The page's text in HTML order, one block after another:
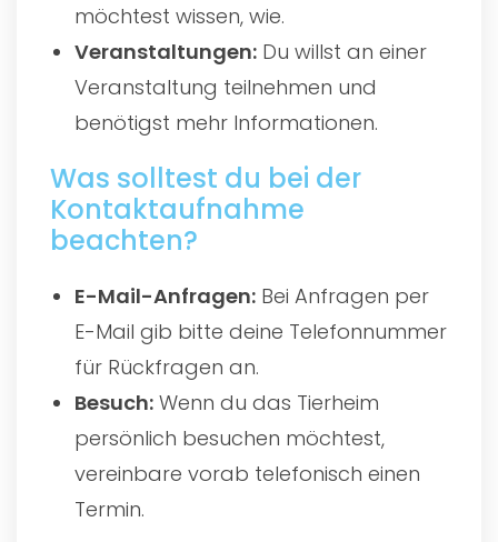
möchtest wissen, wie.
Veranstaltungen: Du willst an einer
Veranstaltung teilnehmen und
benötigst mehr Informationen.
Was solltest du bei der
Kontaktaufnahme
beachten?
E-Mail-Anfragen: Bei Anfragen per
E-Mail gib bitte deine Telefonnummer
für Rückfragen an.
Besuch: Wenn du das Tierheim
persönlich besuchen möchtest,
vereinbare vorab telefonisch einen
Termin.